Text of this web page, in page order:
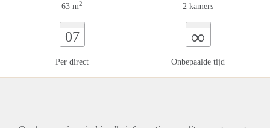
63 m2 2 kamers
07
Per direct
∞
Onbepaalde tijd